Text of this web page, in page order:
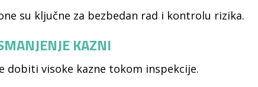
su ključne za bezbedan rad i kontrolu rizika.
KAZNI
dobiti visoke kazne tokom inspekcije.